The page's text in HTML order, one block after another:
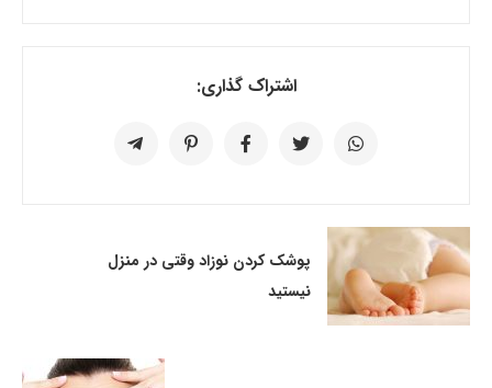
اشتراک گذاری:
پوشک کردن نوزاد وقتی در منزل
نیستید